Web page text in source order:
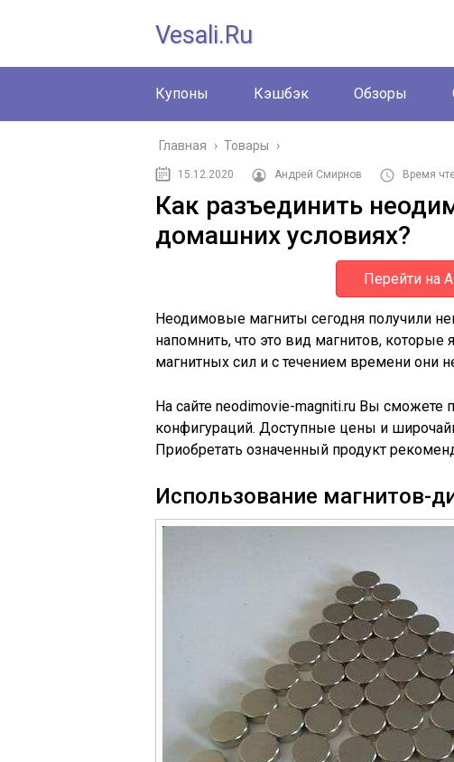
Vesali.ru
Купоны Кэшбэк Обзоры
Главная › Товары ›
15.12.2020 Андрей Смирнов Время
Как разъединить
домашних условиях?
Перейти на
Неодимовые магниты сегодня получили
напомнить, что это вид магнитов,
магнитных сил и с течением времени они
На сайте neodimovie-magniti.ru Вы
конфигураций. Доступные цены и
Приобретать означенный продукт
Использование магнитов-